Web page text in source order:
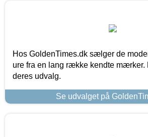
Hos GoldenTimes.dk sælger de
ure fra en lang række kendte mærker.
deres udvalg.
Se udvalget på